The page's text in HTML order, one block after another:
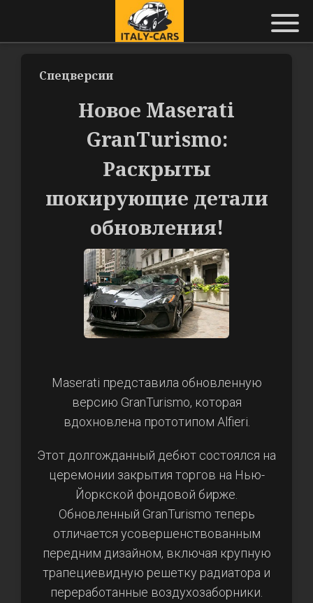
Спецверсии
Новое Maserati
GranTurismo:
Раскрыты
шокирующие детали
обновления!
Maserati представила обновленную
версию GranTurismo, которая
вдохновлена прототипом Alfieri.
Этот долгожданный дебют состоялся на
церемонии закрытия торгов на Нью-
Йоркской фондовой бирже.
Обновленный GranTurismo теперь
отличается усовершенствованным
передним дизайном, включая крупную
трапециевидную решетку радиатора и
переработанные воздухозаборники.